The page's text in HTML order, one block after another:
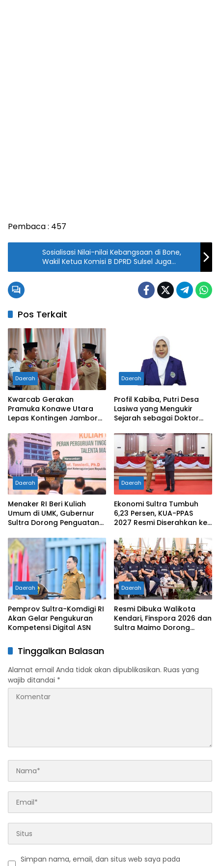
Pembaca : 457
Sosialisasi Nilai-nilai Kebangsaan di Bone,
Wakil Ketua Komisi B DPRD Sulsel Juga
Menerima Aspirasi Masyarakat
Pos Terkait
Daerah
Kwarcab Gerakan
Pramuka Konawe Utara
Lepas Kontingen Jambore
Ikbar: Tunjukkan Karakter
Generasi Muda Konut yang
Disiplin dan Berprestasi
Daerah
Profil Kabiba, Putri Desa
Lasiwa yang Mengukir
Sejarah sebagai Doktor
Kelahirannya
Daerah
Menaker RI Beri Kuliah
Umum di UMK, Gubernur
Sultra Dorong Penguatan
Dunia Kerja
Daerah
Ekonomi Sultra Tumbuh
6,23 Persen, KUA-PPAS
2027 Resmi Diserahkan ke
Daerah
Pemprov Sultra-Komdigi RI
Akan Gelar Pengukuran
Kompetensi Digital ASN
Daerah
Resmi Dibuka Walikota
Kendari, Finspora 2026 dan
Sultra Maimo Dorong
Tinggalkan Balasan
Alamat email Anda tidak akan dipublikasikan. Ruas yang
wajib ditandai *
Simpan nama, email, dan situs web saya pada